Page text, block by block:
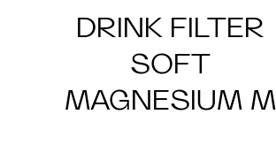
DRINK FILTER
SOFT
MAGNESIUM M